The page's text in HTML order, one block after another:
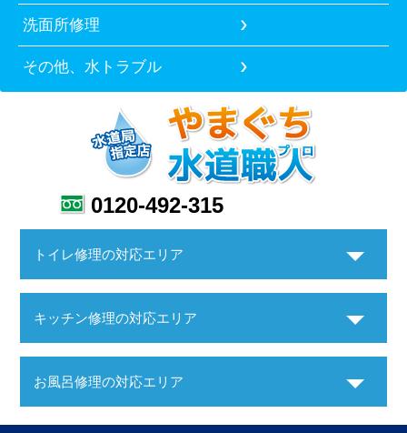
洗面所修理
その他、水トラブル
0120-492-315
トイレ修理の対応エリア
キッチン修理の対応エリア
お風呂修理の対応エリア